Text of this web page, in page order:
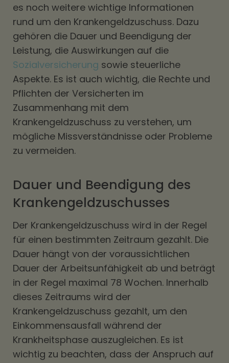
es noch weitere wichtige Informationen
rund um den Krankengeldzuschuss. Dazu
gehören die Dauer und Beendigung der
Leistung, die Auswirkungen auf die
Sozialversicherung sowie steuerliche
Aspekte. Es ist auch wichtig, die Rechte und
Pflichten der Versicherten im
Zusammenhang mit dem
Krankengeldzuschuss zu verstehen, um
mögliche Missverständnisse oder Probleme
zu vermeiden.
Dauer und Beendigung des
Krankengeldzuschusses
Der Krankengeldzuschuss wird in der Regel
für einen bestimmten Zeitraum gezahlt. Die
Dauer hängt von der voraussichtlichen
Dauer der Arbeitsunfähigkeit ab und beträgt
in der Regel maximal 78 Wochen. Innerhalb
dieses Zeitraums wird der
Krankengeldzuschuss gezahlt, um den
Einkommensausfall während der
Krankheitsphase auszugleichen. Es ist
wichtig zu beachten, dass der Anspruch auf